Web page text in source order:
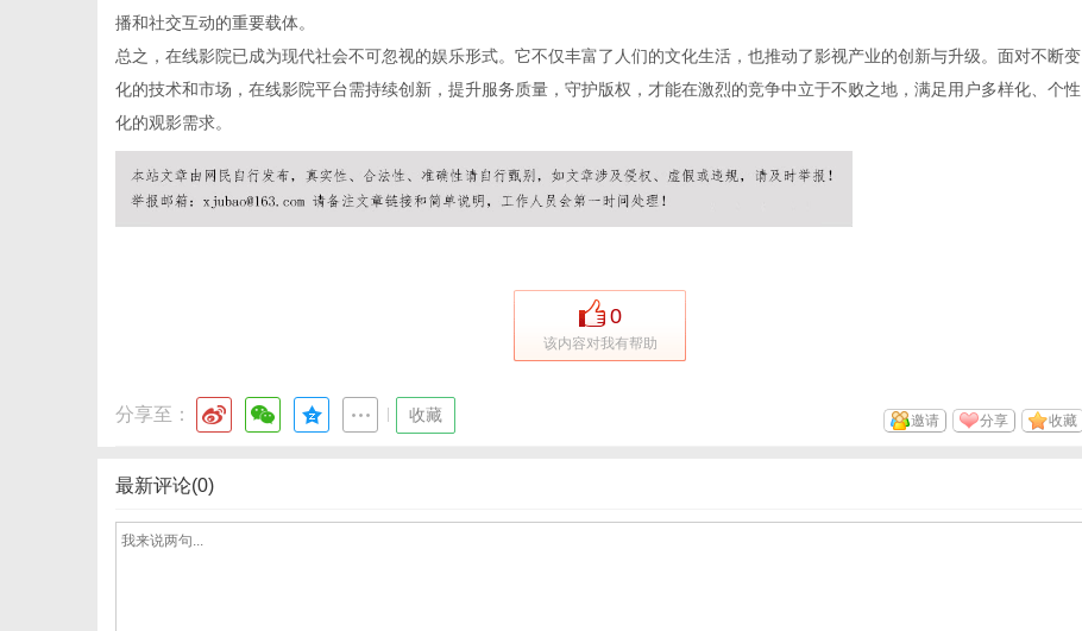
播和社交互动的重要载体。
总之，在线影院已成为现代社会不可忽视的娱乐形式。它不仅丰富了人们的文化生活，也推动了影视产业的创新与升级。面对不断变
化的技术和市场，在线影院平台需持续创新，提升服务质量，守护版权，才能在激烈的竞争中立于不败之地，满足用户多样化、个性
化的观影需求。
0
该内容对我有帮助
分享至： 收藏 收藏
分享
邀请
最新评论(0)